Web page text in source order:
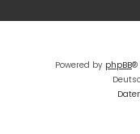
Powered by phpBB®